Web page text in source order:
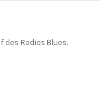
des Radios Blues.